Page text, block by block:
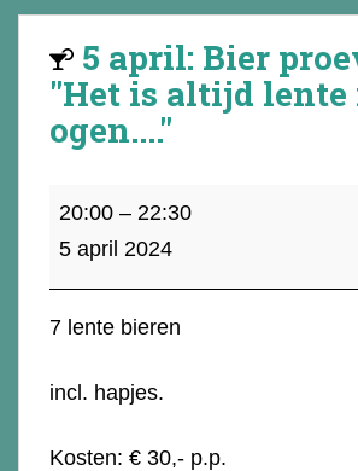
5 april: Bier
"Het is altijd lente
ogen...."
april:
is
lente
20:00 – 22:30
5 april 2024
7 lente bieren
incl. hapjes.
Kosten: € 30,- p.p.